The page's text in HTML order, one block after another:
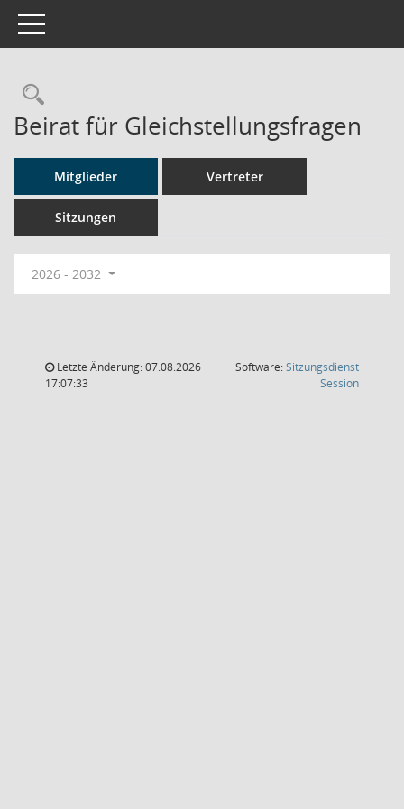
Toggle navigation
Rechercheauswahl
Beirat für Gleichstellungsfragen
Mitglieder Vertreter
Sitzungen
2026 - 2032
Letzte Änderung: 07.08.2026
17:07:33
Software:Sitzungsdienst
Session(Wird in